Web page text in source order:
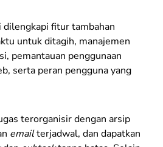
fitur tambahan
untuk ditagih, manajemen
pemantauan penggunaan
serta peran pengguna yang
terorganisir dengan arsip
emailterjadwal, dan dapatkan